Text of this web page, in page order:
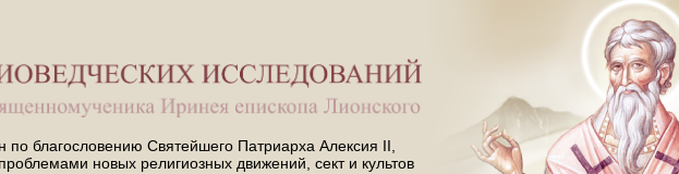
по благословению Святейшего Патриарха Алексия II,
новых религиозных движений, сект и культов